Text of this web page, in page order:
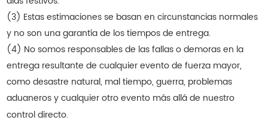
(3) Estas estimaciones se basan en circunstancias normales
y no son una garantía de los tiempos de entrega.
(4) No somos responsables de las fallas o demoras en la
entrega resultante de cualquier evento de fuerza mayor,
como desastre natural, mal tiempo, guerra, problemas
aduaneros y cualquier otro evento más allá de nuestro
control directo.